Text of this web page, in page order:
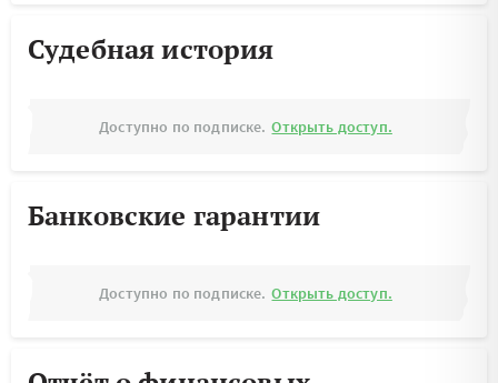
Судебная история
Доступно по подписке. Открыть доступ.
Банковские гарантии
Доступно по подписке. Открыть доступ.